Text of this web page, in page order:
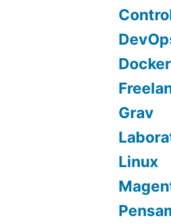
Docker
Grav
Linux